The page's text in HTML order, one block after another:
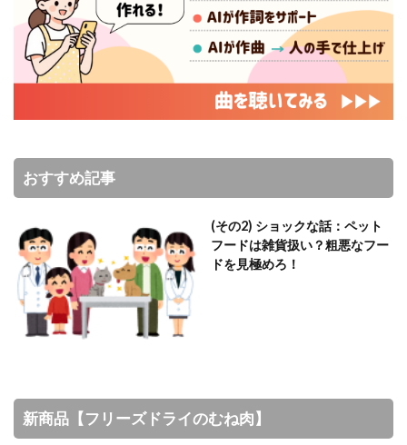
おすすめ記事
(その2) ショックな話：ペット
フードは雑貨扱い？粗悪なフー
ドを見極めろ！
新商品【フリーズドライのむね肉】